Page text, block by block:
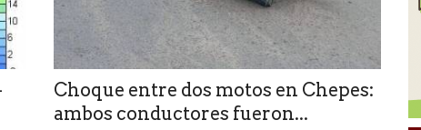
Choque entre dos motos en Chepes:
ambos conductores fueron...